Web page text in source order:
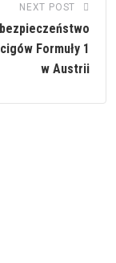
NEXT POST
Formuły 1
w Austrii